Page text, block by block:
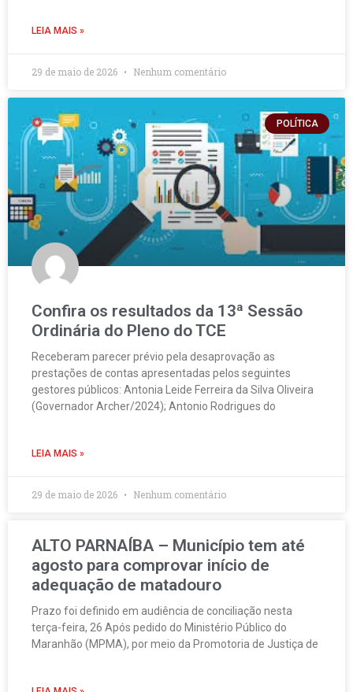
LEIA MAIS »
29 de maio de 2026 Nenhum comentário
POLÍTICA
Confira os resultados da 13ª Sessão
Ordinária do Pleno do TCE
Receberam parecer prévio pela desaprovação as
prestações de contas apresentadas pelos seguintes
gestores públicos: Antonia Leide Ferreira da Silva Oliveira
(Governador Archer/2024); Antonio Rodrigues do
LEIA MAIS »
29 de maio de 2026 Nenhum comentário
ALTO PARNAÍBA – Município tem até
agosto para comprovar início de
adequação de matadouro
Prazo foi definido em audiência de conciliação nesta
terça-feira, 26 Após pedido do Ministério Público do
Maranhão (MPMA), por meio da Promotoria de Justiça de